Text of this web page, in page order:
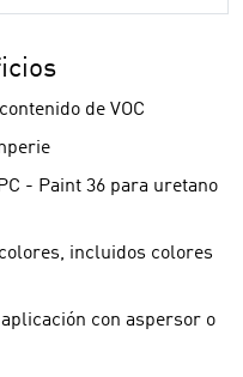
de VOC
- Paint 36 para uretano
incluidos colores
con aspersor o